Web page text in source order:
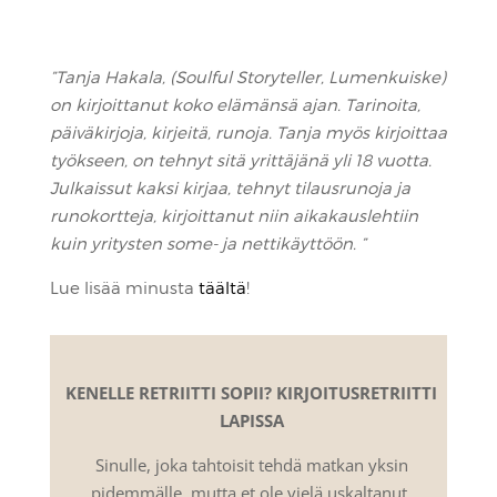
”Tanja Hakala, (Soulful Storyteller, Lumenkuiske)
on kirjoittanut koko elämänsä ajan. Tarinoita,
päiväkirjoja, kirjeitä, runoja. Tanja myös kirjoittaa
työkseen, on tehnyt sitä yrittäjänä yli 18 vuotta.
Julkaissut kaksi kirjaa, tehnyt tilausrunoja ja
runokortteja, kirjoittanut niin aikakauslehtiin
kuin yritysten some- ja nettikäyttöön. ”
Lue lisää minusta täältä!
KENELLE RETRIITTI SOPII? KIRJOITUSRETRIITTI
LAPISSA
Sinulle, joka tahtoisit tehdä matkan yksin